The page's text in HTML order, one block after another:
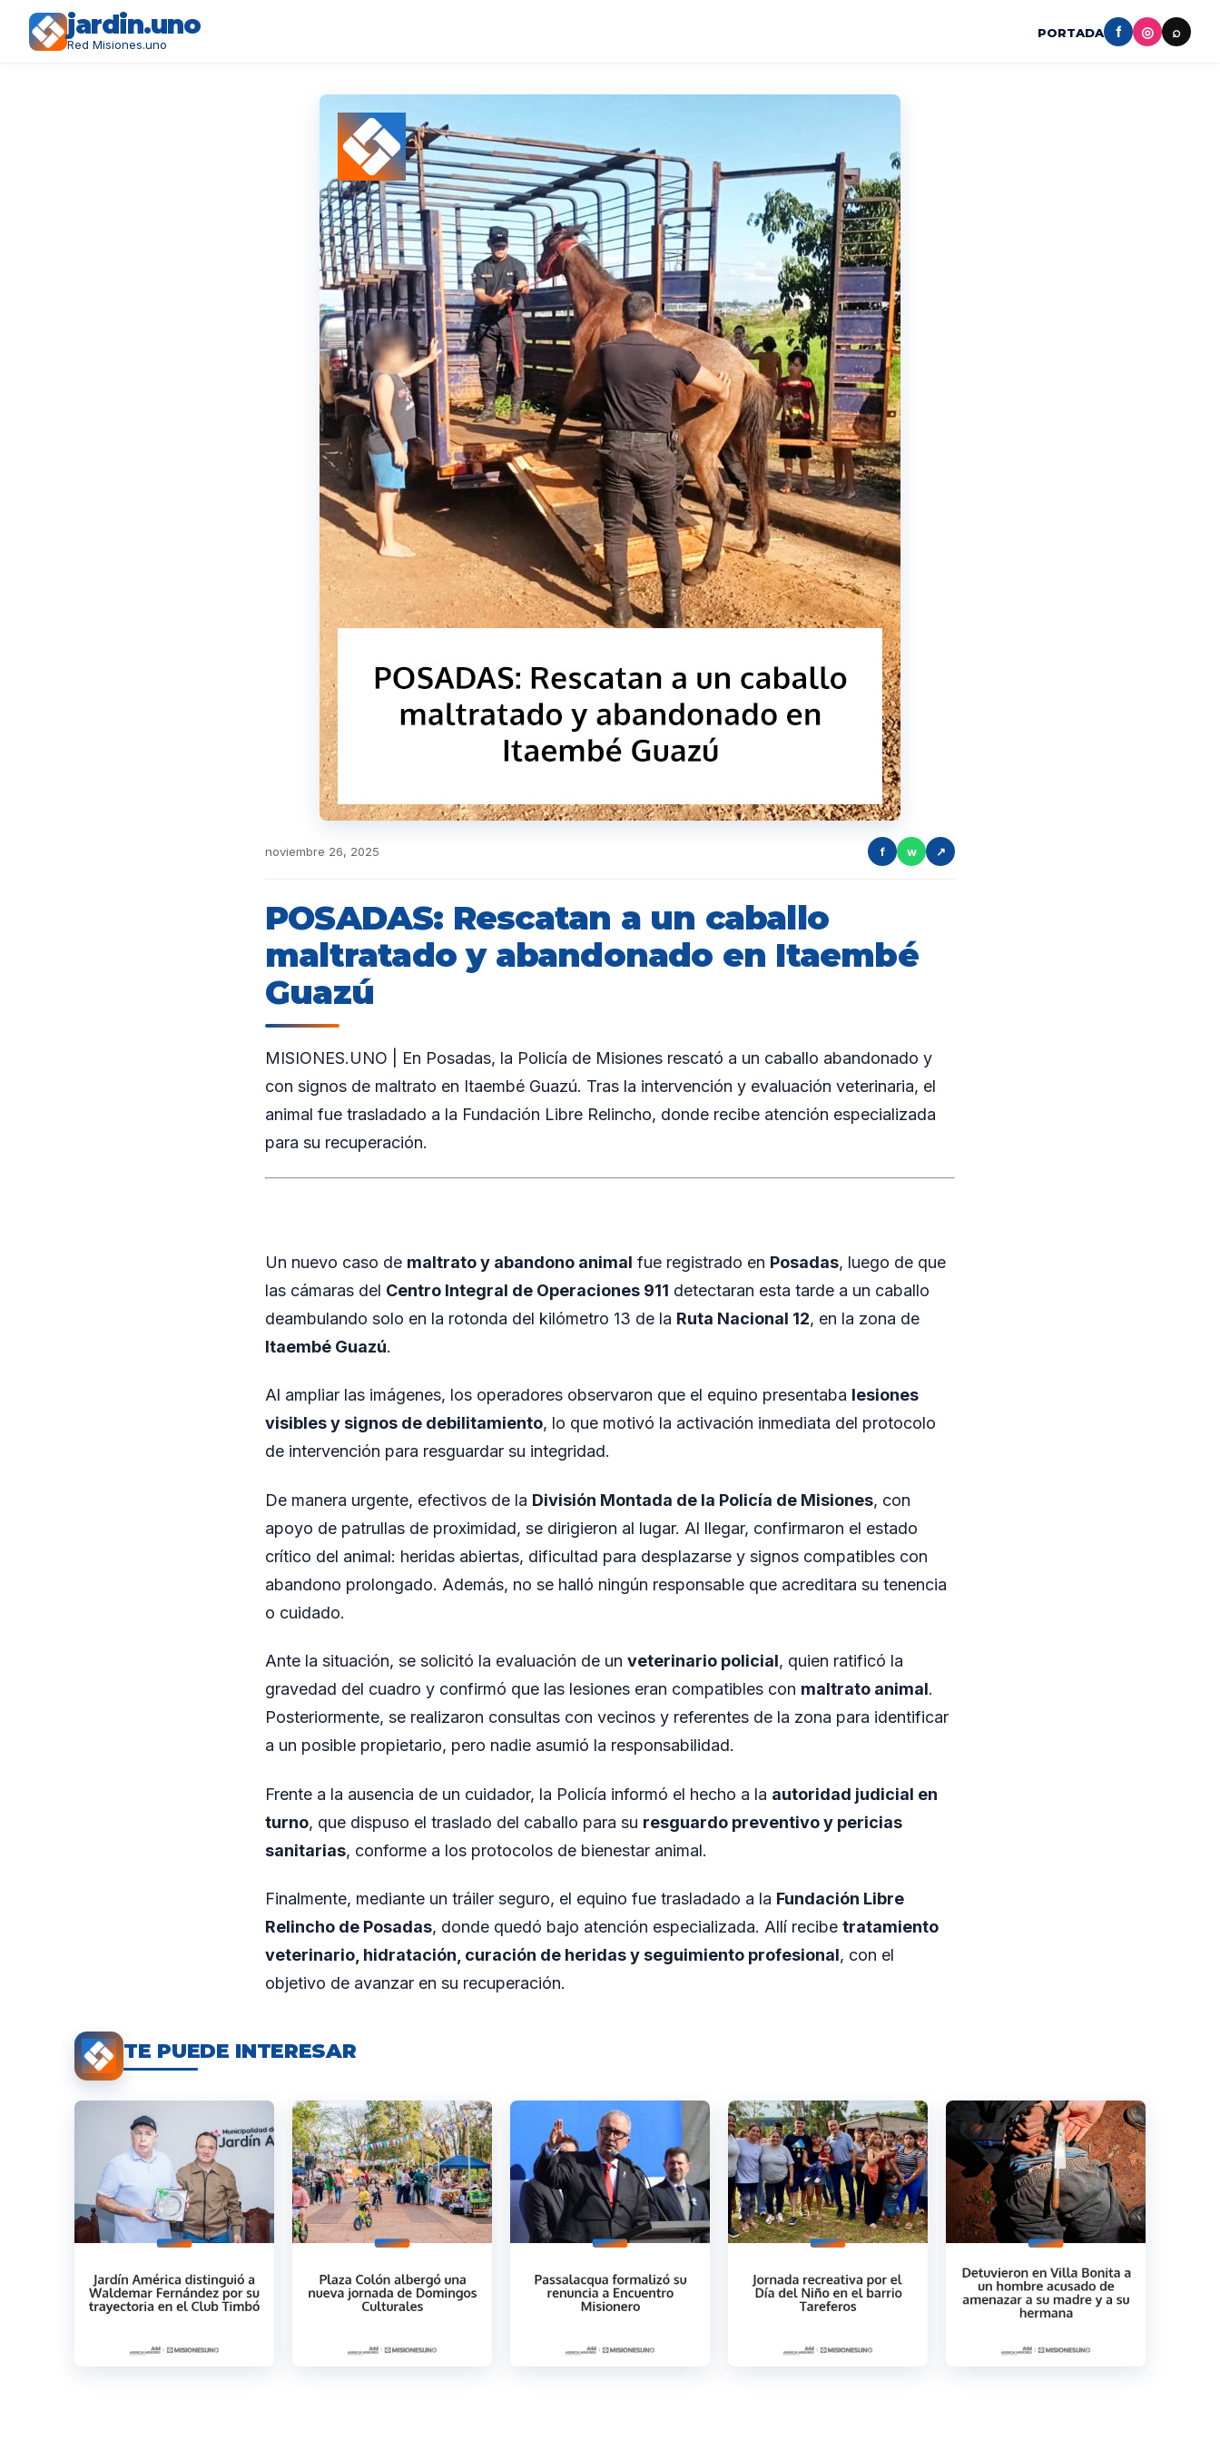
jardin.uno
Red Misiones.uno
PORTADA f ◎ ⌕
noviembre 26, 2025 f w ↗
POSADAS: Rescatan a un caballo
maltratado y abandonado en Itaembé
Guazú
MISIONES.UNO | En Posadas, la Policía de Misiones rescató a un caballo abandonado y
con signos de maltrato en Itaembé Guazú. Tras la intervención y evaluación veterinaria, el
animal fue trasladado a la Fundación Libre Relincho, donde recibe atención especializada
para su recuperación.
Un nuevo caso de maltrato y abandono animal fue registrado en Posadas, luego de que
las cámaras del Centro Integral de Operaciones 911 detectaran esta tarde a un caballo
deambulando solo en la rotonda del kilómetro 13 de la Ruta Nacional 12, en la zona de
Itaembé Guazú.
Al ampliar las imágenes, los operadores observaron que el equino presentaba lesiones
visibles y signos de debilitamiento, lo que motivó la activación inmediata del protocolo
de intervención para resguardar su integridad.
De manera urgente, efectivos de la División Montada de la Policía de Misiones, con
apoyo de patrullas de proximidad, se dirigieron al lugar. Al llegar, confirmaron el estado
crítico del animal: heridas abiertas, dificultad para desplazarse y signos compatibles con
abandono prolongado. Además, no se halló ningún responsable que acreditara su tenencia
o cuidado.
Ante la situación, se solicitó la evaluación de un veterinario policial, quien ratificó la
gravedad del cuadro y confirmó que las lesiones eran compatibles con maltrato animal.
Posteriormente, se realizaron consultas con vecinos y referentes de la zona para identificar
a un posible propietario, pero nadie asumió la responsabilidad.
Frente a la ausencia de un cuidador, la Policía informó el hecho a la autoridad judicial en
turno, que dispuso el traslado del caballo para su resguardo preventivo y pericias
sanitarias, conforme a los protocolos de bienestar animal.
Finalmente, mediante un tráiler seguro, el equino fue trasladado a la Fundación Libre
Relincho de Posadas, donde quedó bajo atención especializada. Allí recibe tratamiento
veterinario, hidratación, curación de heridas y seguimiento profesional, con el
objetivo de avanzar en su recuperación.
TE PUEDE INTERESAR